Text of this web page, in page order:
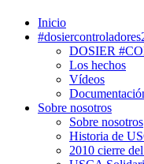
Inicio
DOSIER
Los hechos
Vídeos
Sobre nosotros
Sobre nosotros
Historia de
2010 cierre